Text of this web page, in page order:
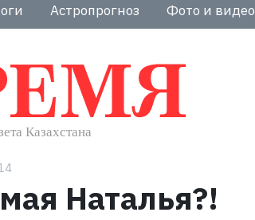
Астропрогноз Фото и видео
Наталья?!